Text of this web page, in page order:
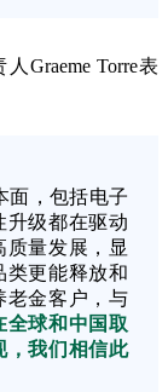
Graeme Torre表
面，包括电子
升级都在驱动
量发展，显
类更能释放和
老金客户，与
全球和中国取
，我们相信此